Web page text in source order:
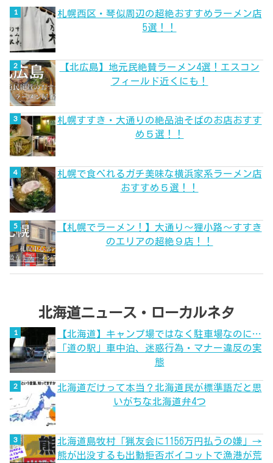
札幌西区・琴似周辺の超絶おすすめラーメン店
5選！！
【北広島】地元民絶賛ラーメン4選！エスコン
フィールド近くにも！
札幌すすき・大通りの絶品油そばのお店おすす
め５選！！
札幌で食べれるガチ美味な横浜家系ラーメン店
おすすめ５選！！
【札幌でラーメン！】大通り～狸小路～すすき
のエリアの超絶９店！！
北海道ニュース・ローカルネタ
【北海道】キャンプ場ではなく駐車場なのに…
「道の駅」車中泊、迷惑行為・マナー違反の実
態
北海道だけって本当？北海道民が標準語だと思
いがちな北海道弁4つ
北海道島牧村「猟友会に1156万円払うの嫌」→
熊が出没するも出動拒否ボイコットで漁港が荒